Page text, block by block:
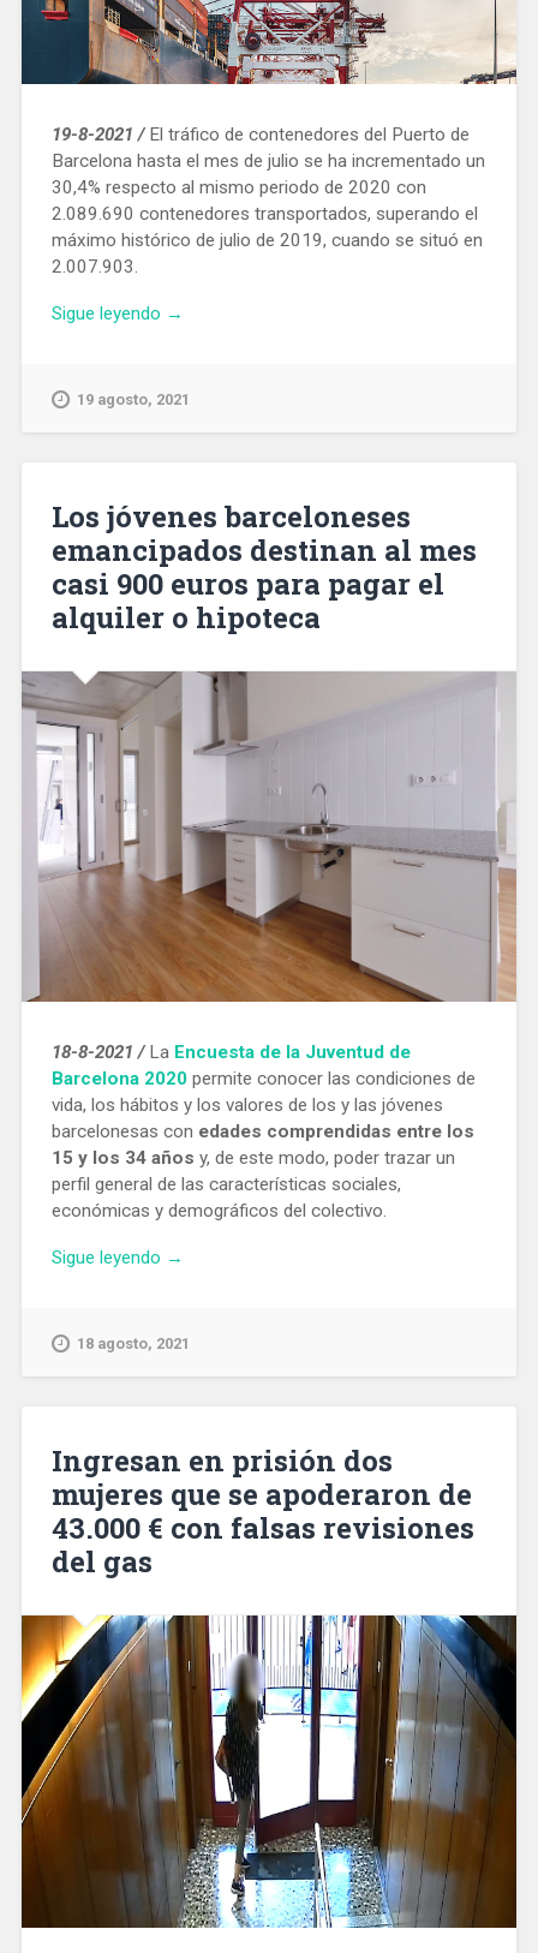
19-8-2021 /El tráfico de contenedores del Puerto de
Barcelona hasta el mes de julio se ha incrementado un
30,4% respecto al mismo periodo de 2020 con
2.089.690 contenedores transportados, superando el
máximo histórico de julio de 2019, cuando se situó en
2.007.903.
Sigue leyendo «El
contenedores
julio
en
el
Puerto
de
→
19 agosto, 2021
Los jóvenes barceloneses
emancipados destinan al mes
casi 900 euros para pagar el
alquiler o hipoteca
18-8-2021 /La Encuesta de la Juventud de
Barcelona 2020permite conocer las condiciones de
vida, los hábitos y los valores de los y las jóvenes
barcelonesas con edades comprendidas entre los
15 y los 34 años y, de este modo, poder trazar un
perfil general de las características sociales,
económicas y demográficos del colectivo.
Sigue leyendo «Los
emancipados
900
euros
para
o
hipoteca»
→
18 agosto, 2021
Ingresan en prisión dos
mujeres que se apoderaron de
43.000 € con falsas revisiones
del gas